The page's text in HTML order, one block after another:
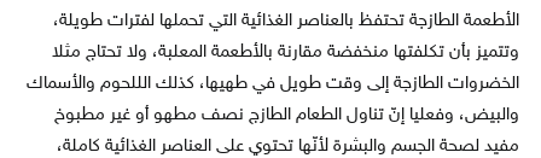
الأطعمة الطازجة تحتفظ بالعناصر الغذائية التي تحملها لفترات طويلة،
وتتميز بأن تكلفتها منخفضة مقارنة بالأطعمة المعلبة، ولا تحتاج مثلا
الخضروات الطازجة إلى وقت طويل في طهيها، كذلك الللحوم والأسماك
والبيض، وفعليا إنّ تناول الطعام الطازج نصف مطهو أو غير مطبوخ
مفيد لصحة الجسم والبشرة لأنّها تحتوي على العناصر الغذائية كاملة،